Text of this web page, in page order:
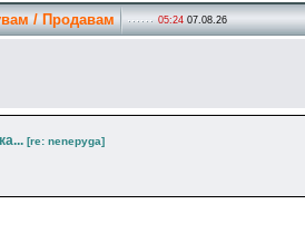
/ Продавам 05:24 07.08.26
[re: nenepyga]